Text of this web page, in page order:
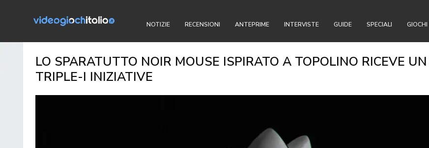
NOTIZIE RECENSIONI ANTEPRIME INTERVISTE GUIDE SPECIALI
LO SPARATUTTO NOIR MOUSE ISPIRATO A TOPOLINO RICEVE
TRIPLE-I INIZIATIVE